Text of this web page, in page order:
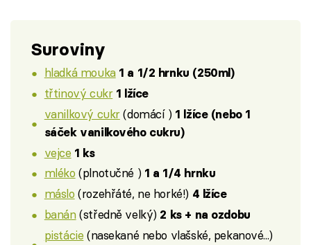
Suroviny
hladká mouka 1 a 1/2 hrnku (250ml)
třtinový cukr 1 lžíce
vanilkový cukr(domácí ) 1 lžíce (nebo 1
sáček vanilkového cukru)
vejce 1 ks
mléko (plnotučné ) 1 a 1/4 hrnku
máslo (rozehřáté, ne horké!) 4 lžíce
banán(středně velký) 2 ks + na ozdobu
pistácie (nasekané nebo vlašské, pekanové...)